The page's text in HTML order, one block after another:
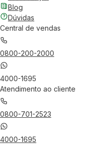
Blog
Dúvidas
Central de vendas
0800-200-2000
4000-1695
Atendimento ao cliente
0800-701-2523
4000-1695